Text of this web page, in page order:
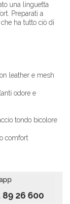
una linguetta
Preparati a
ha tutto ciò di
leather e mesh
odore e
tondo bicolore
comfort
89 26 600